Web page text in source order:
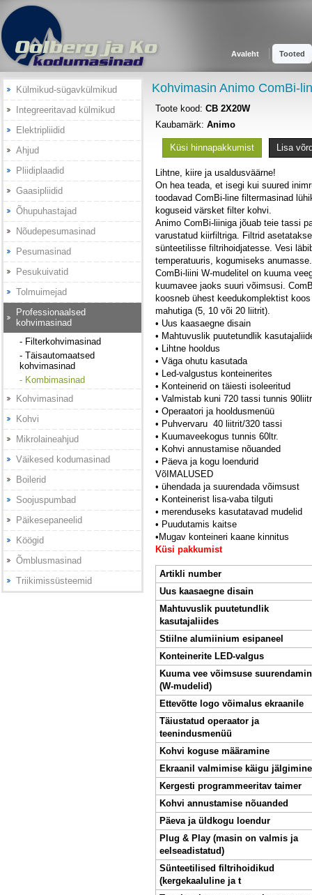
Avaleht Tooted
Külmikud-sügavkülmikud
Integreeritavad külmikud
Elektripliidid
Ahjud
Pliidiplaadid
Gaasipliidid
Õhupuhastajad
Nõudepesumasinad
Pesumasinad
Pesukuivatid
Tolmuimejad
Professionaalsed
kohvimasinad
- Filterkohvimasinad
- Täisautomaatsed
kohvimasinad
- Kombimasinad
Kohvimasinad
Kohvi
Mikrolaineahjud
Väikesed kodumasinad
Boilerid
Soojuspumbad
Päikesepaneelid
Köögid
Õmblusmasinad
Triikimissüsteemid
Kohvimasin Animo ComBi-
Toote kood: CB 2X20W
Kaubamärk: Animo
Küsi hinnapakkumist Lisa
Lihtne, kiire ja usaldusväärne!
On hea teada, et isegi kui suured
toodavad ComBi-line filtermasinad
koguseid värsket filter kohvi.
Animo ComBi-liiniga jõuab teie tassi
varustatud kiirfiltriga. Filtrid
sünteetilisse filtrihoidjatesse. Vesi
temperatuuris, kogumiseks anumasse.
ComBi-liini W-mudelitel on kuuma
kuumavee jaoks suuri võimsusi.
koosneb ühest keedukomplektist
mahutiga (5, 10 või 20 liitrit).
• Uus kaasaegne disain
• Mahtuvuslik puutetundlik
• Lihtne hooldus
• Väga ohutu kasutada
• Led-valgustus konteinerites
• Konteinerid on täiesti isoleeritud
• Valmistab kuni 720 tassi tunnis
• Operaatori ja hooldusmenüü
• Puhvervaru 40 liitrit/320 tassi
• Kuumaveekogus tunnis 60ltr.
• Kohvi annustamise nõuanded
• Päeva ja kogu loendurid
VõIMALUSED
• ühendada ja suurendada võimsust
• Konteinerist lisa-vaba tilguti
• merenduseks kasutatavad mudelid
• Puudutamis kaitse
•Mugav konteineri kaane kinnitus
Küsi pakkumist
Artikli number
Uus kaasaegne disain
Mahtuvuslik puutetundlik
kasutajaliides
Stiilne alumiinium esipaneel
Konteinerite LED-valgus
Kuuma vee võimsuse
(W-mudelid)
Ettevõtte logo võimalus ekraanile
Täiustatud operaator ja
teenindusmenüü
Kohvi koguse määramine
Ekraanil valmimise käigu jälgimine
Kergesti programmeeritav taimer
Kohvi annustamise nõuanded
Päeva ja üldkogu loendur
Plug & Play (masin on valmis ja
eelseadistatud)
Sünteetilised filtrihoidikud
(kergekaaluline ja t